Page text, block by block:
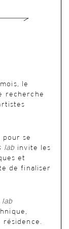
le
recherche
pour se
lab invite les
et
de finaliser
lab